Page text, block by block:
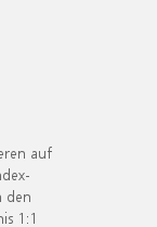
auf
den
1:1